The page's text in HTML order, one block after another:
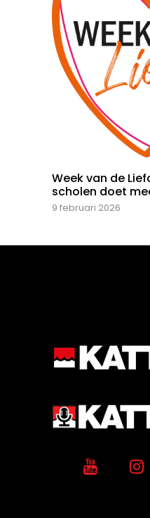
Week van de
scholen doet
9 februari 2026